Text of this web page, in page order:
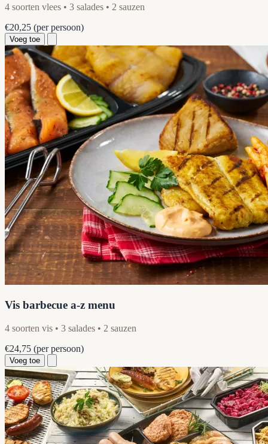
4 soorten vlees • 3 salades • 2 sauzen
€20,25 (per persoon)
Voeg toe
Vis barbecue a-z menu
4 soorten vis • 3 salades • 2 sauzen
€24,75 (per persoon)
Voeg toe